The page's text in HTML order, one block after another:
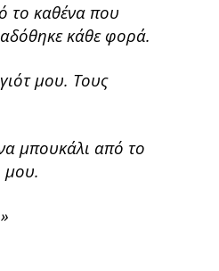
το καθένα που
κάθε φορά.
μου. Τους
μπουκάλι από το
μου.